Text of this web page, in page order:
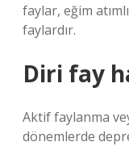
faylar, eğim
faylardır.
Diri fay
Aktif faylanma
dönemlerde